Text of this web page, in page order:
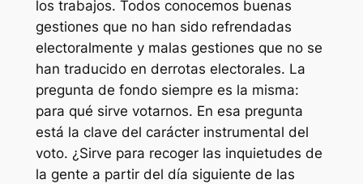
los trabajos. Todos conocemos buenas
gestiones que no han sido refrendadas
electoralmente y malas gestiones que no se
han traducido en derrotas electorales. La
pregunta de fondo siempre es la misma:
para qué sirve votarnos. En esa pregunta
está la clave del carácter instrumental del
voto. ¿Sirve para recoger las inquietudes de
la gente a partir del día siguiente de las